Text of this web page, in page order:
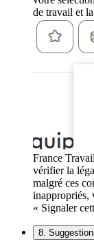
de travail et
France
vérifier la
malgré ces
inappropriés,
« Signaler
8.